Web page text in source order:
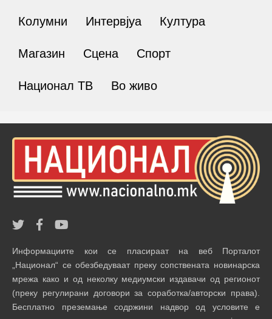
Колумни Интервјуа Култура
Магазин Сцена Спорт
Национал ТВ Во живо
Информациите кои се пласираат на веб Порталот
„Национал“ се обезбедуваат преку сопствената новинарска
мрежа како и од неколку медиумски издавачи од регионот
(преку регулирани договори за соработка/авторски права).
Бесплатно преземање содржини надвор од условите е